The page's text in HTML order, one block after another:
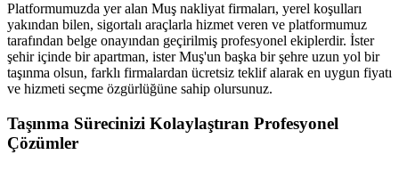
Platformumuzda yer alan Muş nakliyat firmaları, yerel koşulları
yakından bilen, sigortalı araçlarla hizmet veren ve platformumuz
tarafından belge onayından geçirilmiş profesyonel ekiplerdir. İster
şehir içinde bir apartman, ister Muş'un başka bir şehre uzun yol bir
taşınma olsun, farklı firmalardan ücretsiz teklif alarak en uygun fiyatı
ve hizmeti seçme özgürlüğüne sahip olursunuz.
Taşınma Sürecinizi Kolaylaştıran Profesyonel
Çözümler